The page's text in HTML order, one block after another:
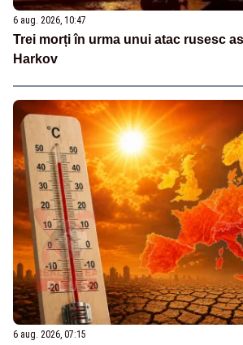
6 aug. 2026, 10:47
Trei morți în urma unui atac rusesc
Harkov
6 aug. 2026, 07:15